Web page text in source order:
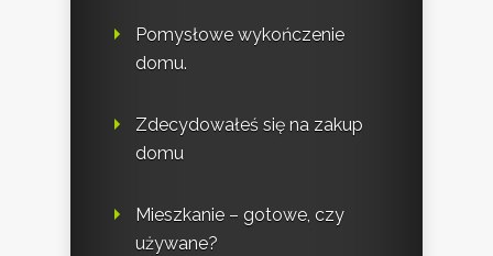
Pomysłowe wykończenie
domu.
Zdecydowałeś się na zakup
domu
Mieszkanie – gotowe, czy
używane?